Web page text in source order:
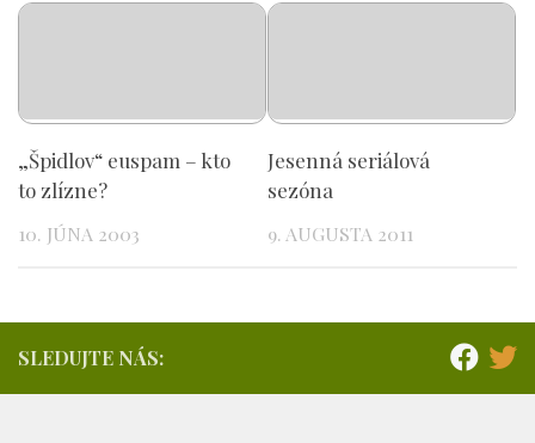
„Špidlov“ euspam – kto
to zlízne?
10. JÚNA 2003
Jesenná seriálová
sezóna
9. AUGUSTA 2011
SLEDUJTE NÁS: